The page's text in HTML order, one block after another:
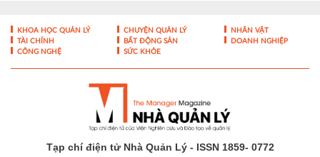
KHOA HỌC QUẢN LÝ CHUYỆN QUẢN LÝ
NHÂN VẬT
TÀI CHÍNH
BẤT ĐỘNG SẢN
DOANH NGHIỆP
CÔNG NGHỆ
SỨC KHỎE
Tạp chí điện tử Nhà Quản Lý - ISSN 1859- 0772